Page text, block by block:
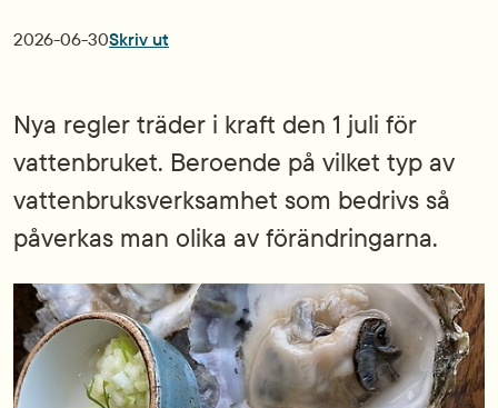
Publiceringsdatum
2026-06-30Skriv ut
Nya regler träder i kraft den 1 juli för
vattenbruket. Beroende på vilket typ av
vattenbruksverksamhet som bedrivs så
påverkas man olika av förändringarna.